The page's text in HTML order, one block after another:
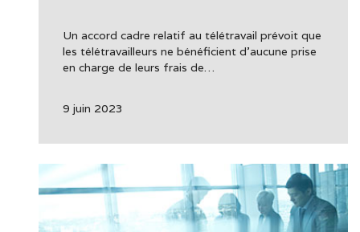
Un accord cadre relatif au télétravail prévoit que
les télétravailleurs ne bénéficient d’aucune prise
en charge de leurs frais de…
9 juin 2023